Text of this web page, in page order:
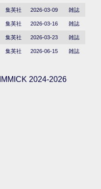
集英社 2026-03-09 雑誌
集英社 2026-03-16 雑誌
集英社 2026-03-23 雑誌
集英社 2026-06-15 雑誌
2024-2026